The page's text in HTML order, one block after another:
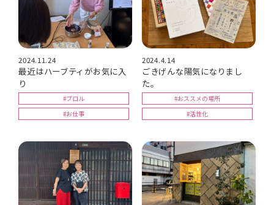
2024.11.24
最近はハーブティがお気に入
り
#プロル
#お仕事
2024.4.14
ごきげんな陽気になりまし
た。
#おススメの場所
#活性化